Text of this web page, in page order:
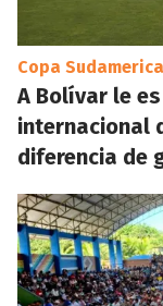
Copa
A Bolívar le
internacional
diferencia de